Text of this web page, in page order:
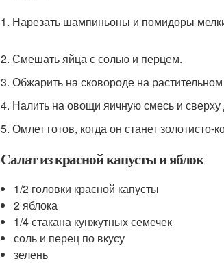
1. Нарезать шампиньоны и помидоры
2. Смешать яйца с солью и перцем.
3. Обжарить на сковороде на
4. Налить на овощи яичную смесь и сверху
5. Омлет готов, когда он станет
Салат из красной капусты и яблок
1/2 головки красной капусты
2 яблока
1/4 стакана кунжутных семечек
соль и перец по вкусу
зелень